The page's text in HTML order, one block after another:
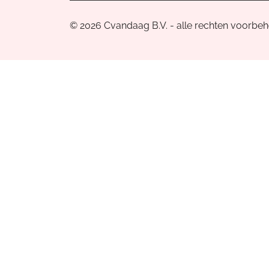
© 2026 Cvandaag B.V. - alle rechten